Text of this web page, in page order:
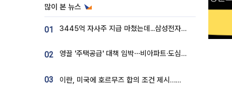
많이 본 뉴스
01 3445억 자사주 지급 마쳤는데...삼성전자 DX노조, 뒤늦은 '떼쓰기 집회'
02 영끌 '주택공급' 대책 임박⋯비아파트·도심복합까지 총동원
03 이란, 미국에 호르무즈 합의 조건 제시…美 “경기 아직 안 끝나” [종합]